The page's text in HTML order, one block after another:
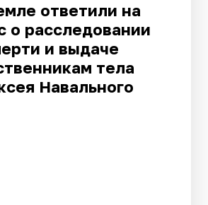
ответили на
о расследовании
и выдаче
тела
Навального